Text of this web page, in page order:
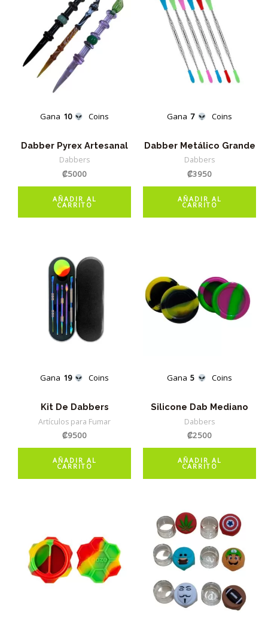
Gana 10 Coins
Dabber Pyrex Artesanal
Dabbers
₡5000
AÑADIR AL
CARRITO
Gana 7 Coins
Dabber Metálico Grande
Dabbers
₡3950
AÑADIR AL
CARRITO
Gana 19 Coins
Kit De Dabbers
Artículos para Fumar
₡9500
AÑADIR AL
CARRITO
Gana 5 Coins
Silicone Dab Mediano
Dabbers
₡2500
AÑADIR AL
CARRITO